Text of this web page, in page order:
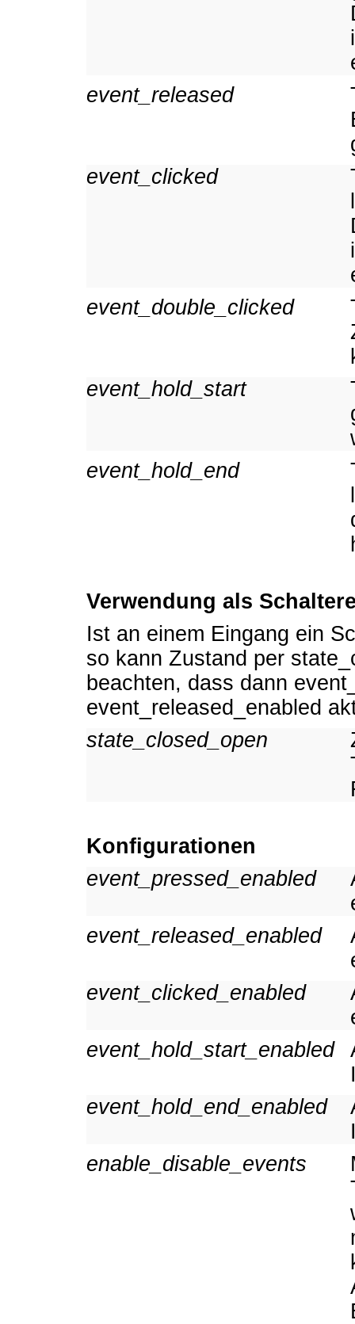
event_released
event_clicked
event_double_clicked
event_hold_start
event_hold_end
Verwendung als
Ist an einem Eingang ein
so kann Zustand per
beachten, dass dann
event_released_enabled
state_closed_open
Konfigurationen
event_pressed_enabled
event_released_enabled
event_clicked_enabled
event_hold_start_enabled
event_hold_end_enabled
enable_disable_events